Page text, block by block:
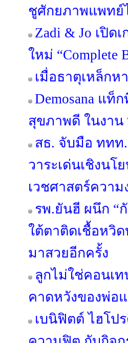
ชูศักยภาพแพทย์
Zadi & Jo เปิด
ใหม่ “Complete
เมื่อธาตุเหล็กห
Demosana แ
สุขภาพดี ในงาน
สธ. จับมือ ททท.
วาระเด่นเชิงน
เวชศาสตร์ควา
รพ.ยันฮี ผนึก “
ใต้ตาติดเชื้อหวิ
มาสวยอีกครั้ง
ลูกไม่ใช่คอนเ
คาดหวังของพ่อ
เบนิฟิตต์ ไฮโป